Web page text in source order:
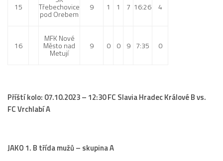
St. dorost
Ml. dorost
Zápasy MD
Realizační tým
15 Třebechovice
pod Orebem
9 1 1 7 16:26 4
16
MFK Nové
Město nad
Metují
9 0 0 9 7:35 0
Příští kolo: 07.10.2023 – 12:30 FC Slavia Hradec Králové B vs.
FC Vrchlabí A
JAKO 1. B třída mužů – skupina A